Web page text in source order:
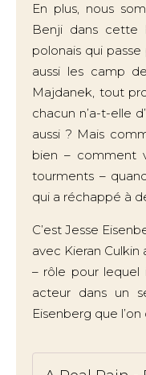
En plus, nous
Benji dans cette
polonais qui
aussi les camp
Majdanek, tout
chacun n’a-t-elle
aussi ? Mais
bien – comment
tourments –
qui a réchappé à
C’est Jesse
avec Kieran
– rôle pour lequel
acteur dans un
Eisenberg que